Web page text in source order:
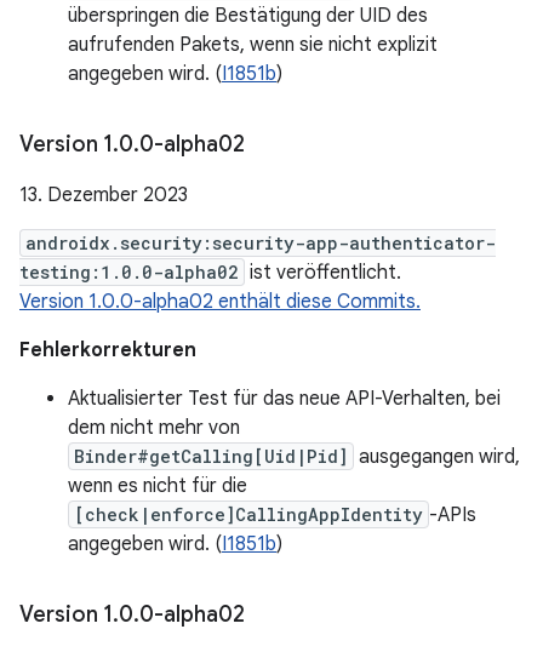
überspringen die Bestätigung der UID des
aufrufenden Pakets, wenn sie nicht explizit
angegeben wird. (I1851b)
Version 1.0.0-alpha02
13. Dezember 2023
androidx.security:security-app-authenticator-
testing:1.0.0-alpha02 ist veröffentlicht.
Version 1.0.0-alpha02 enthält diese Commits.
Fehlerkorrekturen
Aktualisierter Test für das neue API-Verhalten, bei
dem nicht mehr von
Binder#getCalling[Uid|Pid] ausgegangen wird,
wenn es nicht für die
[check|enforce]CallingAppIdentity -APIs
angegeben wird. (I1851b)
Version 1.0.0-alpha02